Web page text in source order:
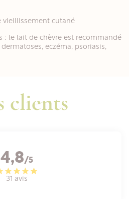
cutané
: le lait de chèvre est recommandé
eczéma, psoriasis,
clients
4,8/5
31 avis